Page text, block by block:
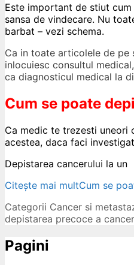
Este important de stiut
sansa de vindecare. Nu
barbat – vezi schema.
Ca in toate articolele de pe
inlocuiesc consultul
ca diagnosticul medical la
Cum se poate
Ca medic te trezesti uneori
acestea, daca faci
Depistarea cancerului la un
Citește mai multCum se
Categorii Cancer si
depistarea precoce a
Pagini